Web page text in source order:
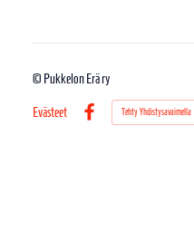
© Pukkelon Erä ry
Evästeet
Facebook
Tehty Yhdistysavaimella